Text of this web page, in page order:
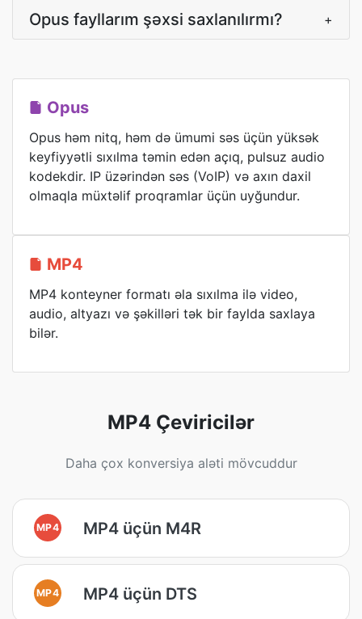
Opus fayllarım şəxsi saxlanılırmı? +
Opus
Opus həm nitq, həm də ümumi səs üçün yüksək
keyfiyyətli sıxılma təmin edən açıq, pulsuz audio
kodekdir. IP üzərindən səs (VoIP) və axın daxil
olmaqla müxtəlif proqramlar üçün uyğundur.
MP4
MP4 konteyner formatı əla sıxılma ilə video,
audio, altyazı və şəkilləri tək bir faylda saxlaya
bilər.
MP4 Çeviricilər
Daha çox konversiya aləti mövcuddur
MP4 MP4 üçün M4R
MP4 MP4 üçün DTS